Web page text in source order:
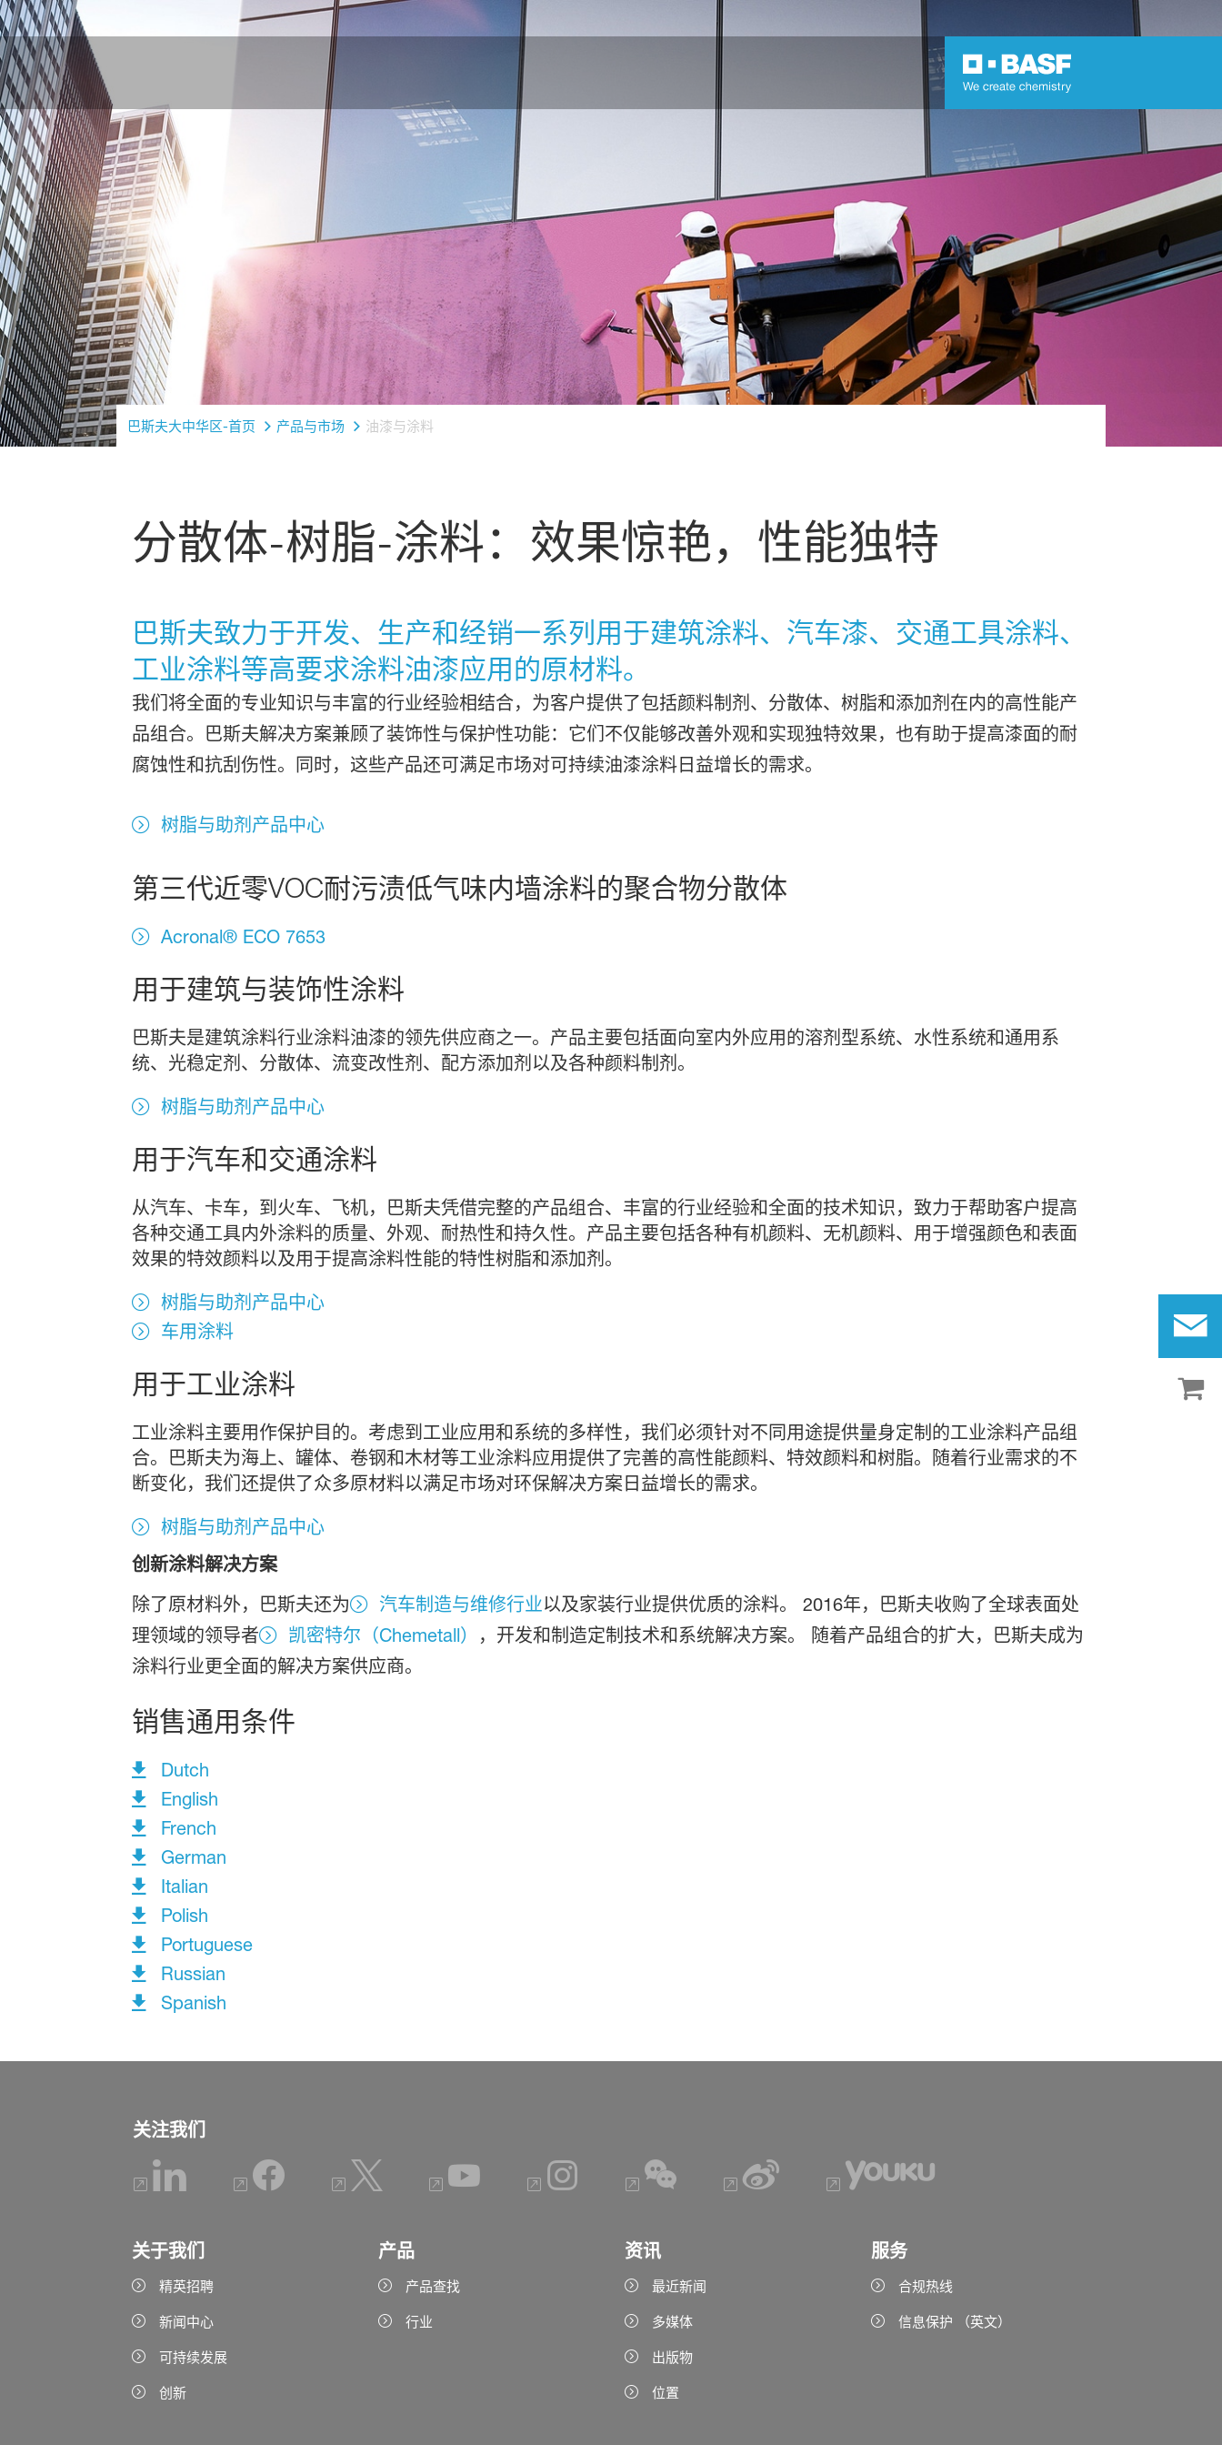
巴斯夫大中华区-首页 产品与市场 油漆与涂料
分散体-树脂-涂料：效果惊艳，性能独特
巴斯夫致力于开发、生产和经销一系列用于建筑涂料、汽车漆、交通工具涂料、
工业涂料等高要求涂料油漆应用的原材料。
我们将全面的专业知识与丰富的行业经验相结合，为客户提供了包括颜料制剂、分散体、树脂和添加剂在内的高性能产
品组合。巴斯夫解决方案兼顾了装饰性与保护性功能：它们不仅能够改善外观和实现独特效果，也有助于提高漆面的耐
腐蚀性和抗刮伤性。同时，这些产品还可满足市场对可持续油漆涂料日益增长的需求。
树脂与助剂产品中心
第三代近零VOC耐污渍低气味内墙涂料的聚合物分散体
Acronal® ECO 7653
用于建筑与装饰性涂料
巴斯夫是建筑涂料行业涂料油漆的领先供应商之一。产品主要包括面向室内外应用的溶剂型系统、水性系统和通用系
统、光稳定剂、分散体、流变改性剂、配方添加剂以及各种颜料制剂。
树脂与助剂产品中心
用于汽车和交通涂料
从汽车、卡车，到火车、飞机，巴斯夫凭借完整的产品组合、丰富的行业经验和全面的技术知识，致力于帮助客户提高
各种交通工具内外涂料的质量、外观、耐热性和持久性。产品主要包括各种有机颜料、无机颜料、用于增强颜色和表面
效果的特效颜料以及用于提高涂料性能的特性树脂和添加剂。
树脂与助剂产品中心
车用涂料
用于工业涂料
工业涂料主要用作保护目的。考虑到工业应用和系统的多样性，我们必须针对不同用途提供量身定制的工业涂料产品组
合。巴斯夫为海上、罐体、卷钢和木材等工业涂料应用提供了完善的高性能颜料、特效颜料和树脂。随着行业需求的不
断变化，我们还提供了众多原材料以满足市场对环保解决方案日益增长的需求。
树脂与助剂产品中心
创新涂料解决方案
除了原材料外，巴斯夫还为 汽车制造与维修行业以及家装行业提供优质的涂料。 2016年，巴斯夫收购了全球表面处
理领域的领导者
凯密特尔（Chemetall）
，开发和制造定制技术和系统解决方案。 随着产品组合的扩大，巴斯夫成为
涂料行业更全面的解决方案供应商。
销售通用条件
Dutch
English
French
German
Italian
Polish
Portuguese
Russian
Spanish
关注我们
关于我们
精英招聘
新闻中心
可持续发展
创新
产品
产品查找
行业
资讯
最近新闻
多媒体
出版物
位置
服务
合规热线
信息保护 （英文）